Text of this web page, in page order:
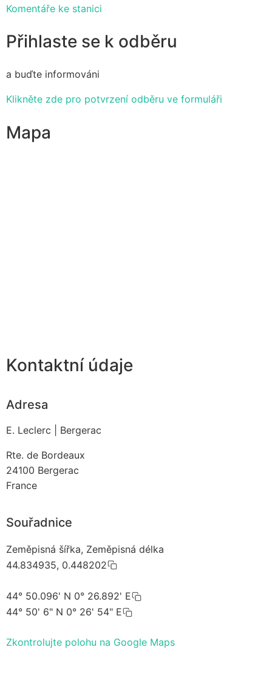
Komentáře ke stanici
Přihlaste se k odběru
a buďte informováni
Klikněte zde pro potvrzení odběru ve formuláři
Mapa
Kontaktní údaje
Adresa
E. Leclerc | Bergerac
Rte. de Bordeaux
24100 Bergerac
France
Souřadnice
Zeměpisná šířka, Zeměpisná délka
44.834935, 0.448202
44° 50.096' N 0° 26.892' E
44° 50' 6" N 0° 26' 54" E
Zkontrolujte polohu na Google Maps